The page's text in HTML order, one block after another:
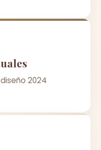
2024